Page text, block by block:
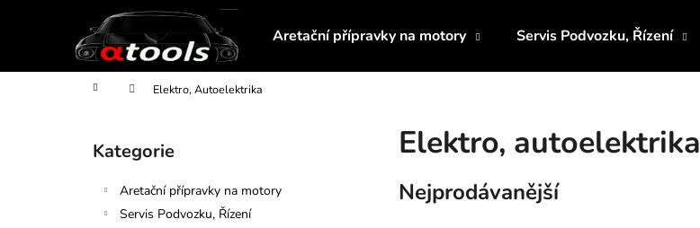
Aretační přípravky na motory Servis Podvozku, Řízení
Domů Elektro, Autoelektrika
Přeskočit
kategorie
Kategorie
Aretační přípravky na motory
Servis Podvozku, Řízení
Elektro, autoelektrika
Nejprodávanější
í
Zpět
do
Zpět
do